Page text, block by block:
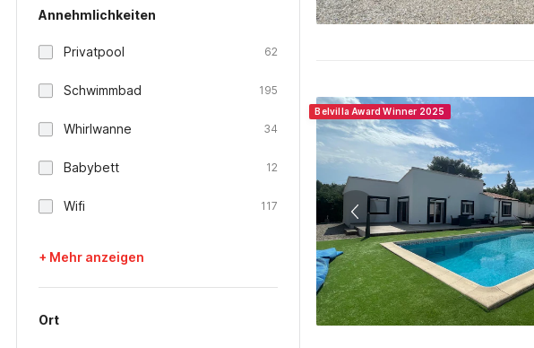
Annehmlichkeiten
Privatpool 62
Schwimmbad 195
Whirlwanne 34
Babybett 12
Wifi 117
+ Mehr anzeigen
Ort
Belvilla Award Winner 2025